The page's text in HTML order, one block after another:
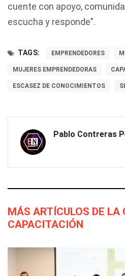
cuente con apoyo,
escucha y responde".
TAGS: EMPRENDEDORES
MUJERES EMPRENDEDORAS
ESCASEZ DE CONOCIMIENTOS
Pablo Contreras
MÁS ARTÍCULOS DE LA
CAPACITACIÓN